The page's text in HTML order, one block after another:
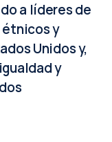
a líderes de
y
Unidos y,
y